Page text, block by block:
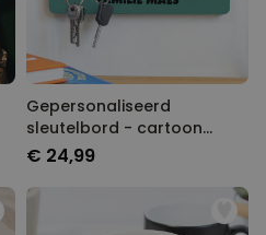
Gepersonaliseerd
sleutelbord - cartoon
familie illustratie
€ 24,99